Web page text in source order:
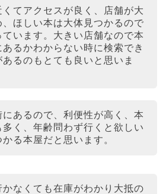
くてアクセスが良く、店舗が大
、ほしい本は大体見つかるので
ています。大きい店舗なので本
あるかわからない時に検索でき
あるのもとても良いと思いま
にあるので、利便性が高く、本
多く、年齢問わず行くと欲しい
る本屋だと思います。
かなくても在庫がわかり大抵の